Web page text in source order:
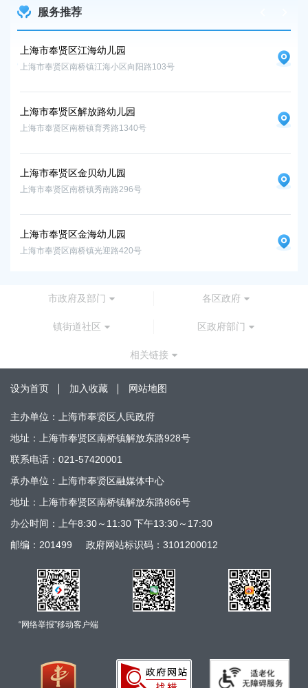
服务推荐
上海市奉贤区江海幼儿园
上海市奉贤区南桥镇江海小区向阳路103号
上海市奉贤区解放路幼儿园
上海市奉贤区南桥镇育秀路1340号
上海市奉贤区金贝幼儿园
上海市奉贤区南桥镇秀南路296号
上海市奉贤区金海幼儿园
上海市奉贤区南桥镇光迎路420号
市政府及部门 各区政府
镇街道社区 区政府部门
相关链接
设为首页 加入收藏 网站地图
主办单位：上海市奉贤区人民政府
地址：上海市奉贤区南桥镇解放东路928号
联系电话：021-57420001
承办单位：上海市奉贤区融媒体中心
地址：上海市奉贤区南桥镇解放东路866号
办公时间：上午8:30～11:30 下午13:30～17:30
邮编：201499
政府网站标识码：3101200012
“网络举报”移动客户端